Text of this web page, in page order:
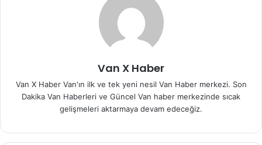
Van X Haber
Van X Haber Van'ın ilk ve tek yeni nesil Van Haber merkezi. Son
Dakika Van Haberleri ve Güncel Van haber merkezinde sıcak
gelişmeleri aktarmaya devam edeceğiz.